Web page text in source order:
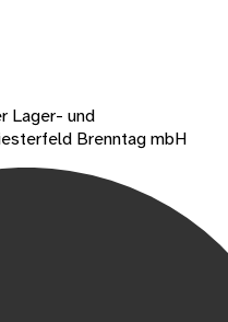
Lager- und
Brenntag mbH